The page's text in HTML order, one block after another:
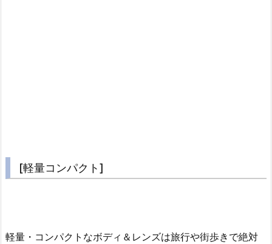
[軽量コンパクト]
軽量・コンパクトなボディ＆レンズは旅行や街歩きで絶対